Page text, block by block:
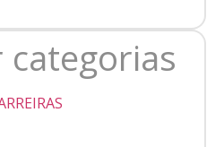
categorias